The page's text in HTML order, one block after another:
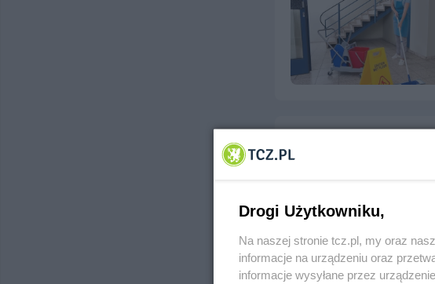
Drogi Użytkowniku,
Na naszej stronie tcz.pl, my oraz
informacje na urządzeniu oraz
informacje wysyłane przez